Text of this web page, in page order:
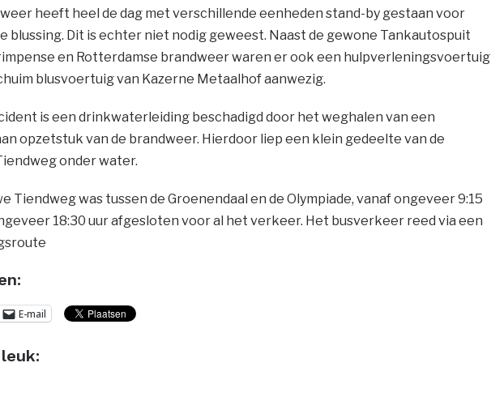
heeft heel de dag met verschillende eenheden stand-by gestaan voor
blussing. Dit is echter niet nodig geweest. Naast de gewone Tankautospuit
en Rotterdamse brandweer waren er ook een hulpverleningsvoertuig
blusvoertuig van Kazerne Metaalhof aanwezig.
is een drinkwaterleiding beschadigd door het weghalen van een
opzetstuk van de brandweer. Hierdoor liep een klein gedeelte van de
onder water.
Tiendweg was tussen de Groenendaal en de Olympiade, vanaf ongeveer 9:15
18:30 uur afgesloten voor al het verkeer. Het busverkeer reed via een
E-mail